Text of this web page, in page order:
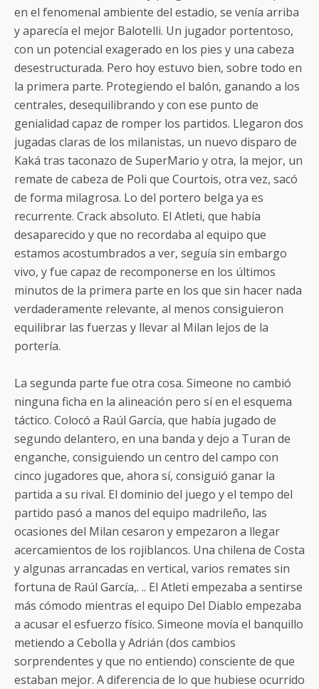
en el fenomenal ambiente del estadio, se venía arriba
y aparecía el mejor Balotelli. Un jugador portentoso,
con un potencial exagerado en los pies y una cabeza
desestructurada. Pero hoy estuvo bien, sobre todo en
la primera parte. Protegiendo el balón, ganando a los
centrales, desequilibrando y con ese punto de
genialidad capaz de romper los partidos. Llegaron dos
jugadas claras de los milanistas, un nuevo disparo de
Kaká tras taconazo de SuperMario y otra, la mejor, un
remate de cabeza de Poli que Courtois, otra vez, sacó
de forma milagrosa. Lo del portero belga ya es
recurrente. Crack absoluto. El Atleti, que había
desaparecido y que no recordaba al equipo que
estamos acostumbrados a ver, seguía sin embargo
vivo, y fue capaz de recomponerse en los últimos
minutos de la primera parte en los que sin hacer nada
verdaderamente relevante, al menos consiguieron
equilibrar las fuerzas y llevar al Milan lejos de la
portería.
La segunda parte fue otra cosa. Simeone no cambió
ninguna ficha en la alineación pero sí en el esquema
táctico. Colocó a Raúl García, que había jugado de
segundo delantero, en una banda y dejo a Turan de
enganche, consiguiendo un centro del campo con
cinco jugadores que, ahora sí, consiguió ganar la
partida a su rival. El dominio del juego y el tempo del
partido pasó a manos del equipo madrileño, las
ocasiones del Milan cesaron y empezaron a llegar
acercamientos de los rojiblancos. Una chilena de Costa
y algunas arrancadas en vertical, varios remates sin
fortuna de Raúl García,. .. El Atleti empezaba a sentirse
más cómodo mientras el equipo Del Diablo empezaba
a acusar el esfuerzo físico. Simeone movía el banquillo
metiendo a Cebolla y Adrián (dos cambios
sorprendentes y que no entiendo) consciente de que
estaban mejor. A diferencia de lo que hubiese ocurrido